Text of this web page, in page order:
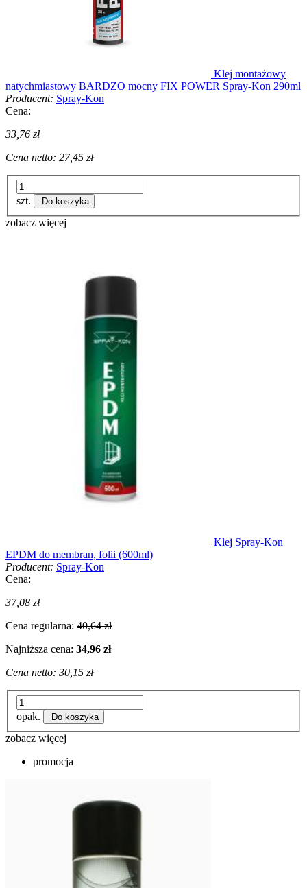
Klej montażowy
natychmiastowy BARDZO mocny FIX POWER Spray-Kon 290ml
Producent: Spray-Kon
Cena:
33,76 zł
Cena netto: 27,45 zł
szt. Do koszyka
zobacz więcej
Klej Spray-Kon
EPDM do membran, folii (600ml)
Producent: Spray-Kon
Cena:
37,08 zł
Cena regularna: 40,64 zł
Najniższa cena: 34,96 zł
Cena netto: 30,15 zł
opak. Do koszyka
zobacz więcej
promocja